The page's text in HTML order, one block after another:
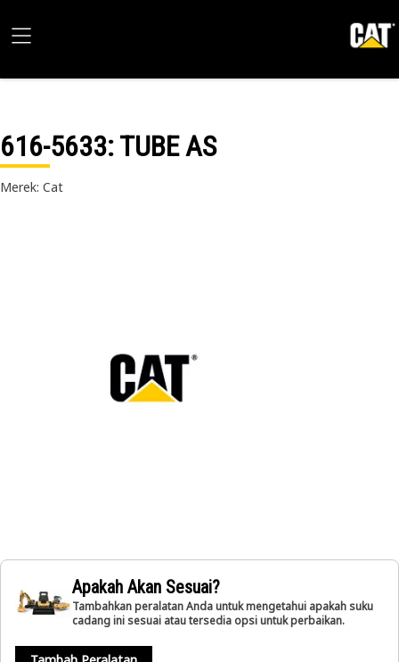
616-5633: TUBE AS
Merek: Cat
Apakah Akan Sesuai?
Tambahkan peralatan Anda untuk mengetahui apakah suku
cadang ini sesuai atau tersedia opsi untuk perbaikan.